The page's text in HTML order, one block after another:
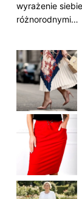
wyrażenie
różnorodnymi…